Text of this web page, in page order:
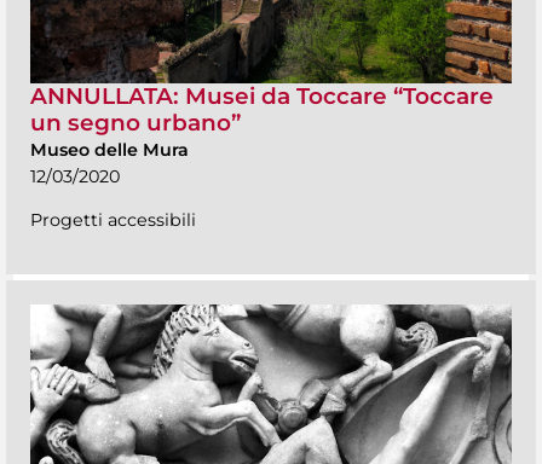
ANNULLATA: Musei da Toccare “Toccare
un segno urbano”
Museo delle Mura
12/03/2020
Progetti accessibili